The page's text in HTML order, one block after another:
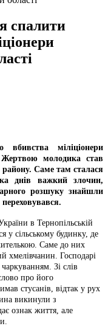
спалити
міліціонери
молодика став
району. Саме там сталася
днів важкий злочин,
розшуку знайшли
в Тернопільській
у сільському будинку, де
. Саме до них
хмелівчанин. Господарі
Зі слів
про його
стусанів, відтак у рух
викинули з
ознак життя, але
.